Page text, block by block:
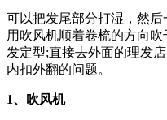
可以把发尾部分打湿，然
用吹风机顺着卷梳的方向
发定型;直接去外面的理发
内扣外翻的问题。
1、吹风机